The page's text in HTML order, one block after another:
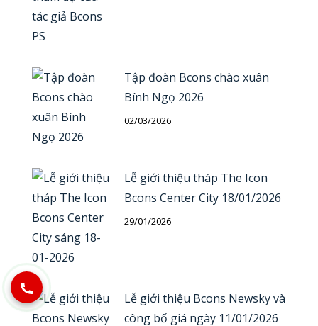
Tập đoàn Bcons chào xuân
Bính Ngọ 2026
02/03/2026
Lễ giới thiệu tháp The Icon
Bcons Center City 18/01/2026
29/01/2026
Lễ giới thiệu Bcons Newsky và
công bố giá ngày 11/01/2026